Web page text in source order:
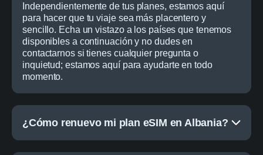
Independientemente de tus planes, estamos aquí
para hacer que tu viaje sea más placentero y
sencillo. Echa un vistazo a los países que tenemos
disponibles a continuación y no dudes en
contactarnos si tienes cualquier pregunta o
inquietud; estamos aquí para ayudarte en todo
momento.
¿Cómo renuevo mi plan eSIM en Albania?